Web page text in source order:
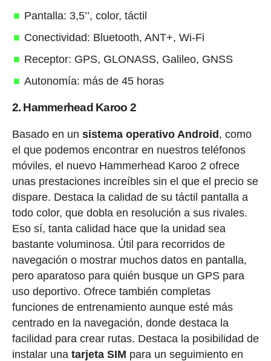
Pantalla: 3,5’’, color, táctil
Conectividad: Bluetooth, ANT+, Wi-Fi
Receptor: GPS, GLONASS, Galileo, GNSS
Autonomía: más de 45 horas
2. Hammerhead Karoo 2
Basado en un sistema operativo Android, como
el que podemos encontrar en nuestros teléfonos
móviles, el nuevo Hammerhead Karoo 2 ofrece
unas prestaciones increíbles sin el que el precio se
dispare. Destaca la calidad de su táctil pantalla a
todo color, que dobla en resolución a sus rivales.
Eso sí, tanta calidad hace que la unidad sea
bastante voluminosa. Útil para recorridos de
navegación o mostrar muchos datos en pantalla,
pero aparatoso para quién busque un GPS para
uso deportivo. Ofrece también completas
funciones de entrenamiento aunque esté más
centrado en la navegación, donde destaca la
facilidad para crear rutas. Destaca la posibilidad de
instalar una tarjeta SIM para un seguimiento en